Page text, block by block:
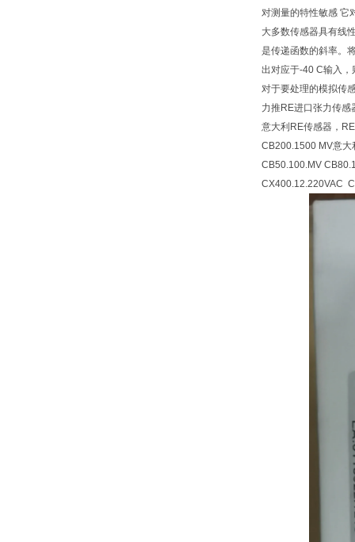
对测量的特性敏感 它
大多数传感器具有线
是传递函数的斜率。
出对应于-40 C输入
对于要处理的模拟传
力推RE进口张力传
意大利RE传感器，
CB200.1500 MV意大
CB50.100.MV
CX400.12.220VAC